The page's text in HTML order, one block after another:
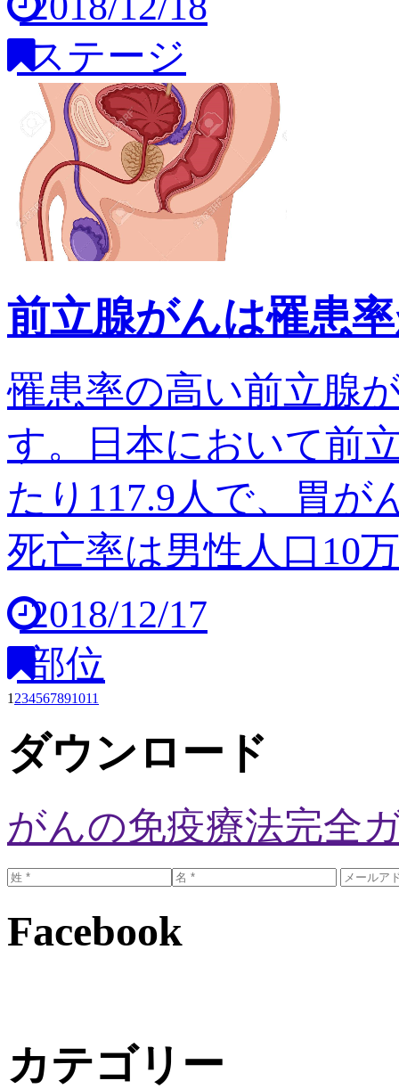
ステージ
前立腺がんは罹患
罹患率の高い前立腺
す。日本において前
たり117.9人で、胃が
死亡率は男性人口10
2018/12/17
部位
1 234567891011
ダウンロード
がんの免疫療法完全
Facebook
カテゴリー